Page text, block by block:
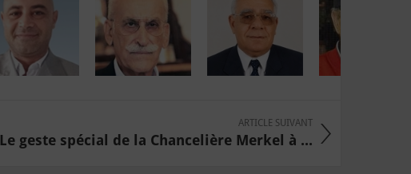
ARTICLE SUIVANT
Le geste spécial de la Chancelière Merkel à ...